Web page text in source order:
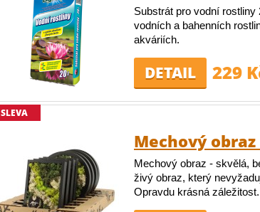
Substrát pro vodní
vodních a bahenních
akváriích.
DETAIL 229
SLEVA
Mechový
Mechový obraz - skvělá,
živý obraz, který
Opravdu krásná záležitost.